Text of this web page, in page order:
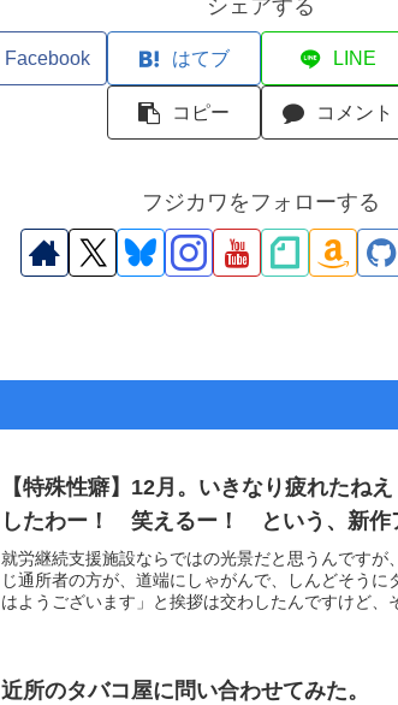
シェアする
Facebook はてブ LINE
コピー コメント
フジカワをフォローする
【特殊性癖】12月。いきなり疲れた
したわー！ 笑えるー！ という、新作
就労継続支援施設ならではの光景だと思うんです
じ通所者の方が、道端にしゃがんで、しんどそう
はようございます」と挨拶は交わしたんですけど、
近所のタバコ屋に問い合わせてみた。